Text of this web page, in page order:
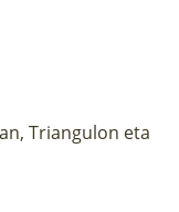
Triangulon eta